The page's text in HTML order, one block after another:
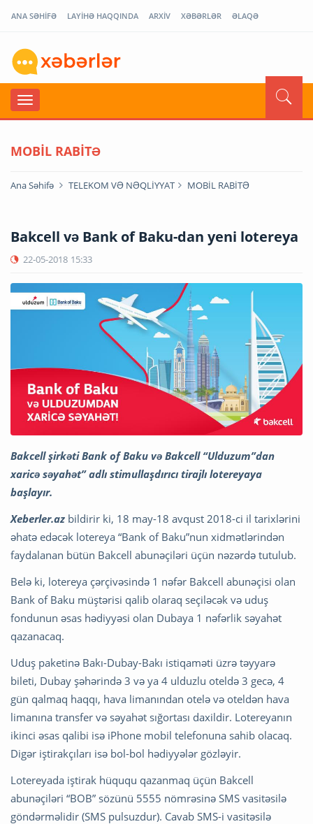
ANA SƏHİFƏ LAYİHƏ HAQQINDA ARXİV XƏBƏRLƏR ƏLAQƏ
MOBİL RABİTƏ
Ana Səhifə TELEKOM VƏ NƏQLİYYAT MOBİL RABİTƏ
Bakcell və Bank of Baku-dan yeni lotereya
22-05-2018 15:33
Bakcell şirkəti Bank of Baku və Bakcell “Ulduzum”dan
xaricə səyahət” adlı stimullaşdırıcı tirajlı lotereyaya
başlayır.
Xeberler.az bildirir ki, 18 may-18 avqust 2018-ci il tarixlərini
əhatə edəcək lotereya “Bank of Baku”nun xidmətlərindən
faydalanan bütün Bakcell abunəçiləri üçün nəzərdə tutulub.
Belə ki, lotereya çərçivəsində 1 nəfər Bakcell abunəçisi olan
Bank of Baku müştərisi qalib olaraq seçiləcək və uduş
fondunun əsas hədiyyəsi olan Dubaya 1 nəfərlik səyahət
qazanacaq.
Uduş paketinə Bakı-Dubay-Bakı istiqaməti üzrə təyyarə
bileti, Dubay şəhərində 3 və ya 4 ulduzlu oteldə 3 gecə, 4
gün qalmaq haqqı, hava limanından otelə və oteldən hava
limanına transfer və səyahət sığortası daxildir. Lotereyanın
ikinci əsas qalibi isə iPhone mobil telefonuna sahib olacaq.
Digər iştirakçıları isə bol-bol hədiyyələr gözləyir.
Lotereyada iştirak hüququ qazanmaq üçün Bakcell
abunəçiləri “BOB” sözünü 5555 nömrəsinə SMS vasitəsilə
göndərməlidir (SMS pulsuzdur). Cavab SMS-i vasitəsilə